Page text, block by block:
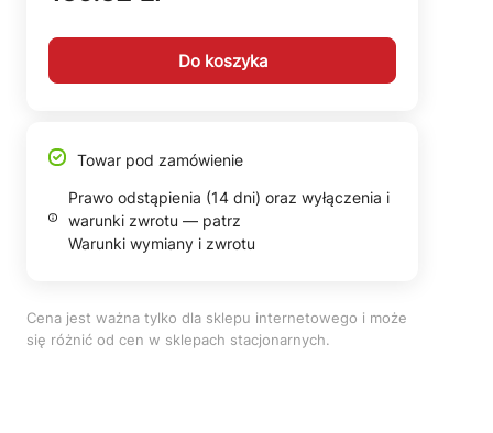
Do koszyka
Towar pod zamówienie
Prawo odstąpienia (14 dni) oraz wyłączenia i
warunki zwrotu — patrz
Warunki wymiany i zwrotu
Cena jest ważna tylko dla sklepu internetowego i może
się różnić od cen w sklepach stacjonarnych.